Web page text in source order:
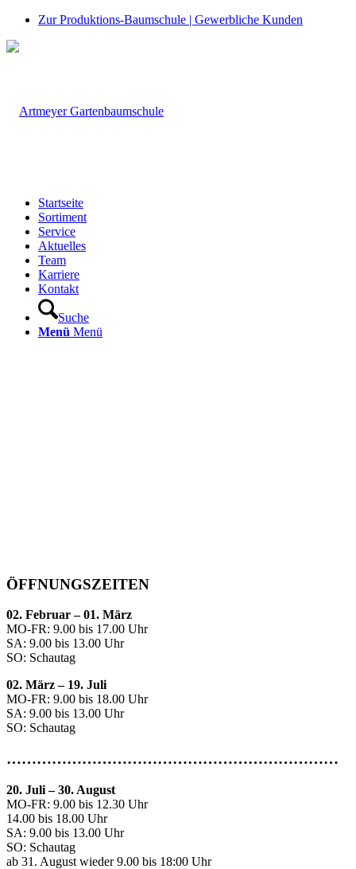
Zur Produktions-Baumschule | Gewerbliche Kunden
Startseite
Sortiment
Service
Aktuelles
Team
Karriere
Kontakt
Suche
Menü Menü
ÖFFNUNGSZEITEN
02. Februar – 01. März
MO-FR: 9.00 bis 17.00 Uhr
SA: 9.00 bis 13.00 Uhr
SO: Schautag
02. März – 19. Juli
MO-FR: 9.00 bis 18.00 Uhr
SA: 9.00 bis 13.00 Uhr
SO: Schautag
…………………………………………………………
20. Juli–30. August
MO-FR: 9.00 bis 12.30 Uhr
14.00 bis 18.00 Uhr
SA: 9.00 bis 13.00 Uhr
SO: Schautag
ab 31. August wieder 9.00 bis 18:00 Uhr